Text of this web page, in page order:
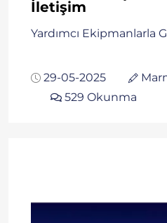
İletişim
Yardımcı Ekipmanlarla
29-05-2025
529 Okunma